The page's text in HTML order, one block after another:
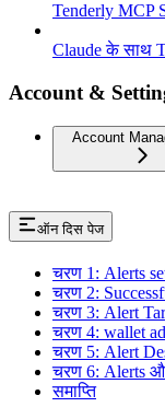
Tenderly MCP
Claude के साथ
Account &
Account
ऑन दिस पेज
चरण 1: Alerts
चरण 2:
चरण 3: Alert
चरण 4: wallet
चरण 5: Alert
चरण 6: Alerts
समाप्ति